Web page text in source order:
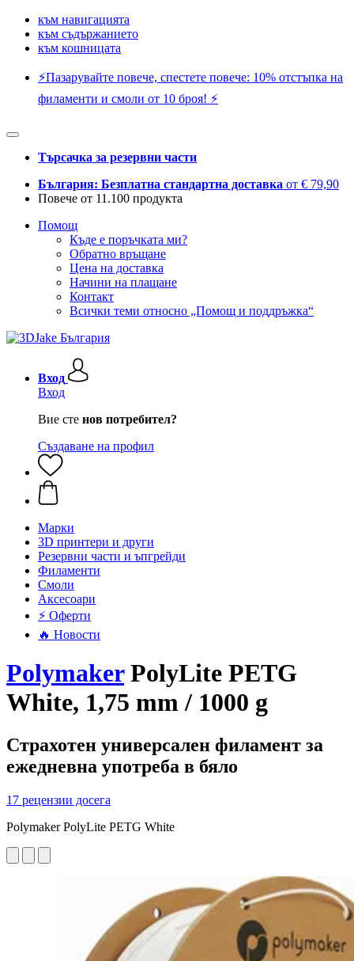
към навигацията
към съдържанието
към кошницата
⚡️Пазарувайте повече, спестете повече: 10% отстъпка на
филаменти и смоли от 10 броя! ⚡️
Търсачка за резервни части
България: Безплатна стандартна доставка от € 79,90
Повече от 11.100 продукта
Помощ
Къде е поръчката ми?
Обратно връщане
Цена на доставка
Начини на плащане
Контакт
Всички теми относно „Помощ и поддръжка“
Вход
Вход
Вие сте нов потребител?
Създаване на профил
Mарки
3D принтери и други
Резервни части и ъпгрейди
Филаменти
Смоли
Аксесоари
⚡ Оферти
🔥 Новости
PolymakerPolyLite PETG
White, 1,75 mm / 1000 g
Страхотен универсален филамент за
ежедневна употреба в бяло
17 рецензии досега
Polymaker PolyLite PETG White